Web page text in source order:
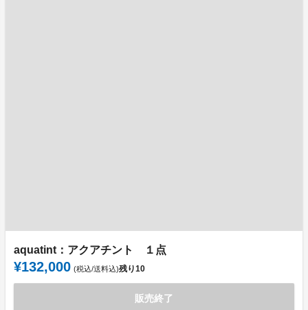
aquatint：アクアチント １点
¥132,000 (税込/送料込)残り10
販売終了